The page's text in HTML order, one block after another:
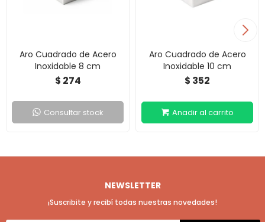
Aro Cuadrado de Acero
Inoxidable 8 cm
$ 274
Consultar stock
Aro Cuadrado de Acero
Inoxidable 10 cm
$ 352
NEWSLETTER
¡Suscribite y recibí todas nuestras novedades!